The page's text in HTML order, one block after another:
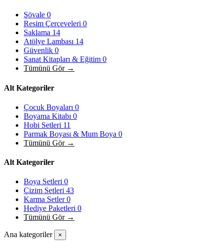
Şövale 0
Resim Çerçeveleri 0
Saklama 14
Atölye Lambası 14
Güvenlik 0
Sanat Kitapları & Eğitim 0
Tümünü Gör →
Alt Kategoriler
Çocuk Boyaları 0
Boyama Kitabı 0
Hobi Setleri 11
Parmak Boyası & Mum Boya 0
Tümünü Gör →
Alt Kategoriler
Boya Setleri 0
Çizim Setleri 43
Karma Setler0
Hediye Paketleri 0
Tümünü Gör →
Ana kategoriler ×